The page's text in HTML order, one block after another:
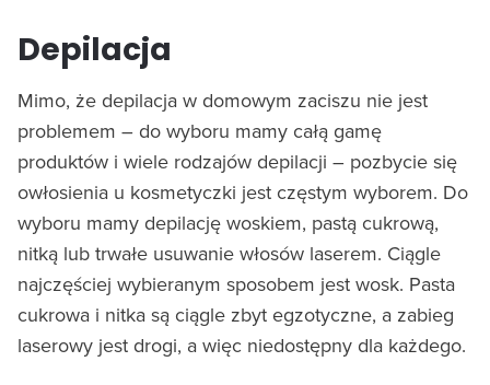
Depilacja
Mimo, że depilacja w domowym zaciszu nie jest
problemem – do wyboru mamy całą gamę
produktów i wiele rodzajów depilacji – pozbycie się
owłosienia u kosmetyczki jest częstym wyborem. Do
wyboru mamy depilację woskiem, pastą cukrową,
nitką lub trwałe usuwanie włosów laserem. Ciągle
najczęściej wybieranym sposobem jest wosk. Pasta
cukrowa i nitka są ciągle zbyt egzotyczne, a zabieg
laserowy jest drogi, a więc niedostępny dla każdego.